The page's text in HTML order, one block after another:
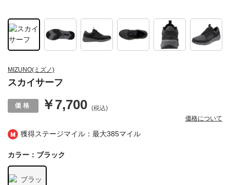
獲得ステージマイル：最大385マイル
MIZUNO(ミズノ)
スカイサーフ
￥7,700 (税込)
価格について
カラー：ブラック